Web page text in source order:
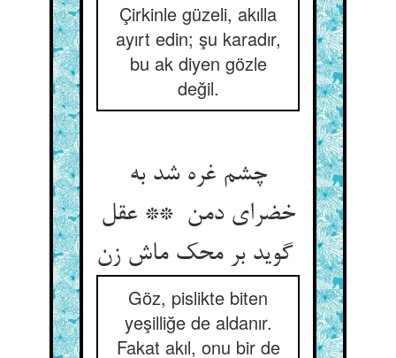
Çirkinle güzeli, akılla
ayırt edin; şu karadır,
bu ak diyen gözle
değil.
چشم غره شد به
خضرای دمن ** عقل
گوید بر محک ماش زن
Göz, pislikte biten
yeşilliğe de aldanır.
Fakat akıl, onu bir de